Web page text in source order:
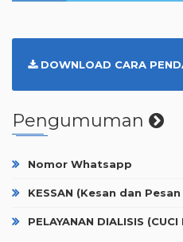
DOWNLOAD CARA
Pengumuman
Nomor Whatsapp
KESSAN (Kesan dan
PELAYANAN DIALISIS